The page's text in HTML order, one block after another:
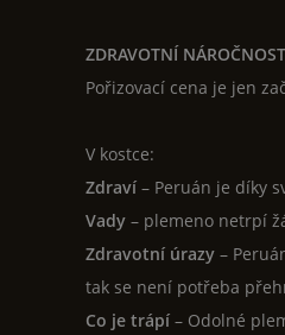
ZDRAVOTNÍ
Pořizovací cena je jen
V kostce:
Zdraví – Peruán je díky
Vady – plemeno netrpí
Zdravotní úrazy –
tak se není potřeba
Co je trápí – Odolné